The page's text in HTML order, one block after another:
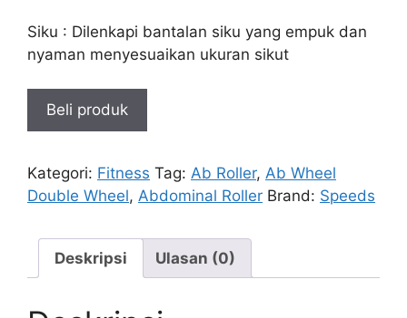
Siku : Dilenkapi bantalan siku yang empuk dan
nyaman menyesuaikan ukuran sikut
Beli produk
Kategori: Fitness Tag: Ab Roller, Ab Wheel
Double Wheel, Abdominal Roller Brand: Speeds
Deskripsi Ulasan (0)